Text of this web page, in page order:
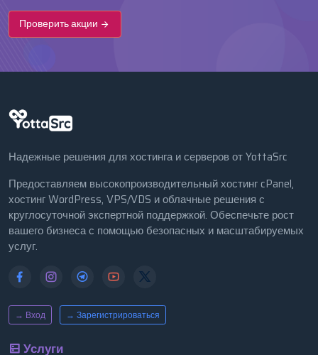
Проверить акции
Надежные решения для хостинга и серверов от YottaSrc
Предоставляем высокопроизводительный хостинг cPanel,
хостинг WordPress, VPS/VDS и облачные решения с
круглосуточной экспертной поддержкой. Обеспечьте рост
вашего бизнеса с помощью безопасных и масштабируемых
услуг.
→ Вход → Зарегистрироваться
Услуги